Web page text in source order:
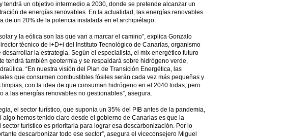
tendrá un objetivo intermedio a 2030, donde se pretende alcanzar un
de energías renovables. En la actualidad, las energías renovables
de un 20% de la potencia instalada en el archipiélago.
y la eólica son las que van a marcar el camino”, explica Gonzalo
técnico de i+D+i del Instituto Tecnológico de Canarias, organismo
desarrollar la estrategia. Según el especialista, el mix energético futuro
tendrá también geotermia y se respaldará sobre hidrógeno verde,
“En nuestra visión del Plan de Transición Energética, las
que consumen combustibles fósiles serán cada vez más pequeñas y
limpias, con la idea de que consuman hidrógeno en el 2040 todas, pero
a las energías renovables no gestionables”, asegura.
el sector turístico, que suponía un 35% del PIB antes de la pandemia,
algo hemos tenido claro desde el gobierno de Canarias es que la
sector turístico es prioritaria para lograr esa descarbonización. Por lo
descarbonizar todo ese sector”, asegura el viceconsejero Miguel